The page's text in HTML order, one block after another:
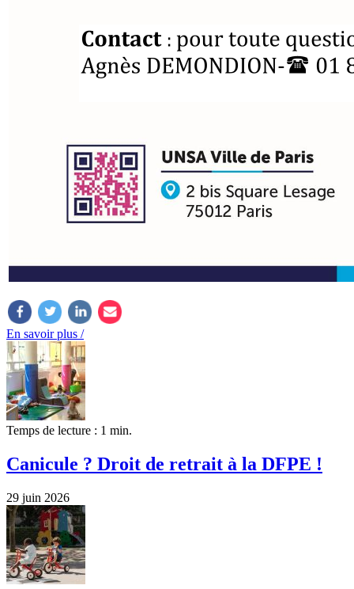
En savoir plus /
Temps de lecture : 1 min.
Canicule ? Droit de retrait à la DFPE !
29 juin 2026